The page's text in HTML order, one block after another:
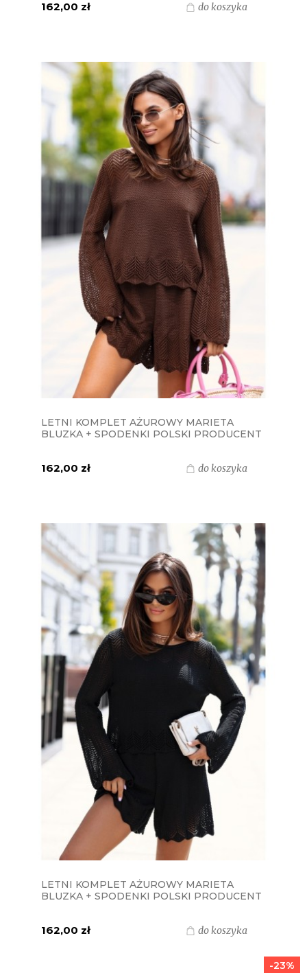
162,00 zł do koszyka
LETNI KOMPLET AŻUROWY MARIETA
BLUZKA + SPODENKI POLSKI PRODUCENT
162,00 zł do koszyka
LETNI KOMPLET AŻUROWY MARIETA
BLUZKA + SPODENKI POLSKI PRODUCENT
162,00 zł do koszyka
-23%